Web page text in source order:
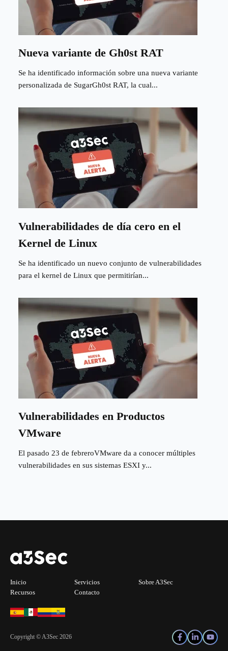
Nueva variante de Gh0st RAT
Se ha identificado información sobre una nueva variante
personalizada de SugarGh0st RAT, la cual...
Vulnerabilidades de día cero en el
Kernel de Linux
Se ha identificado un nuevo conjunto de vulnerabilidades
para el kernel de Linux que permitirían...
Vulnerabilidades en Productos
VMware
El pasado 23 de febreroVMware da a conocer múltiples
vulnerabilidades en sus sistemas ESXI y...
Inicio Servicios
Sobre A3Sec
Recursos
Contacto
Copyright © A3Sec 2026